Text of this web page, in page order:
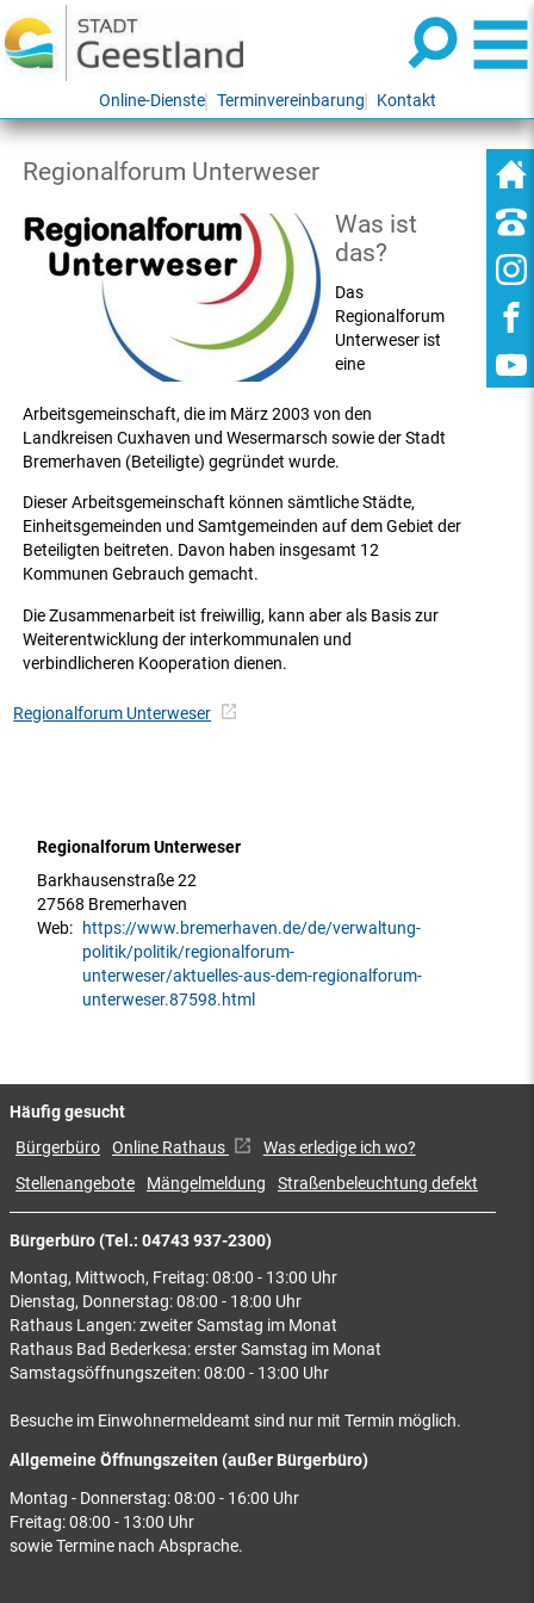
Online-Dienste Terminvereinbarung Kontakt
Regionalforum Unterweser
Was ist
das?
Das
Regionalforum
Unterweser ist
eine
Arbeitsgemeinschaft, die im März 2003 von den
Landkreisen Cuxhaven und Wesermarsch sowie der Stadt
Bremerhaven (Beteiligte) gegründet wurde.
Dieser Arbeitsgemeinschaft können sämtliche Städte,
Einheitsgemeinden und Samtgemeinden auf dem Gebiet der
Beteiligten beitreten. Davon haben insgesamt 12
Kommunen Gebrauch gemacht.
Die Zusammenarbeit ist freiwillig, kann aber als Basis zur
Weiterentwicklung der interkommunalen und
verbindlicheren Kooperation dienen.
Regionalforum Unterweser
Regionalforum Unterweser
Barkhausenstraße 22
27568 Bremerhaven
Web: https://www.bremerhaven.de/de/verwaltung-
politik/politik/regionalforum-
unterweser/aktuelles-aus-dem-regionalforum-
unterweser.87598.html
Bürgerbüro (Tel.: 04743 937-2300)
Montag, Mittwoch, Freitag: 08:00 - 13:00 Uhr
Dienstag, Donnerstag: 08:00 - 18:00 Uhr
Rathaus Langen: zweiter Samstag im Monat
Rathaus Bad Bederkesa: erster Samstag im Monat
Samstagsöffnungszeiten: 08:00 - 13:00 Uhr
Besuche im Einwohnermeldeamt sind nur mit Termin möglich.
Allgemeine Öffnungszeiten (außer Bürgerbüro)
Montag - Donnerstag: 08:00 - 16:00 Uhr
Freitag: 08:00 - 13:00 Uhr
sowie Termine nach Absprache.
Häufig gesucht
Bürgerbüro Online Rathaus
Was erledige ich wo?
Stellenangebote
Mängelmeldung Straßenbeleuchtung defekt